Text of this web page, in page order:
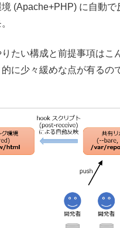
(Apache+PHP) に自動で
たい構成と前提事項はこ
に少々緩めな点が有るの